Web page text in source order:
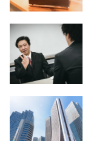
line10
/1048779"
onclick="windo
w.open(this.hre
f, 'Gwindow',
'width=550,